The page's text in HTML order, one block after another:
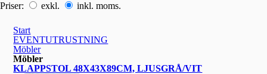
Priser:
exkl. inkl. moms.
Start
EVENTUTRUSTNING
Möbler
Möbler
KLAPPSTOL 48X43X89CM, LJUSGRÅ/VIT